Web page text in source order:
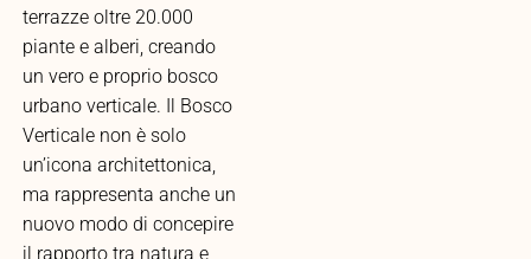
terrazze oltre 20.000
piante e alberi, creando
un vero e proprio bosco
urbano verticale. Il Bosco
Verticale non è solo
un’icona architettonica,
ma rappresenta anche un
nuovo modo di concepire
il rapporto tra natura e